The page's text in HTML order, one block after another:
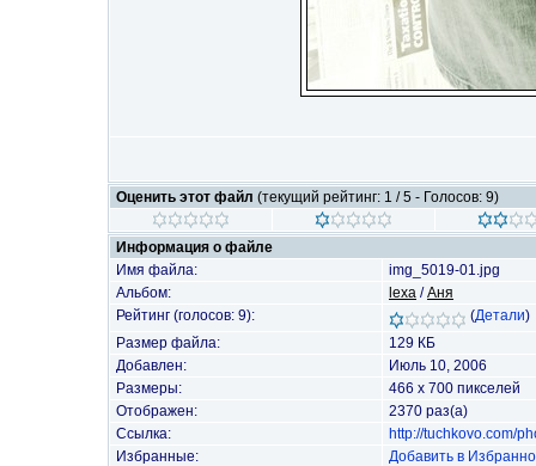
Оценить этот файл (текущий рейтинг: 1 / 5 - Голосов: 9)
Информация о файле
Имя файла:
img_5019-01.jpg
Альбом:
lexa /Аня
Рейтинг (голосов: 9):
(Детали)
Размер файла:
129 КБ
Добавлен:
Июль 10, 2006
Размеры:
466 x 700 пикселей
Отображен:
2370 раз(а)
Ссылка:
http://tuchkovo.com/
Избранные:
Добавить в